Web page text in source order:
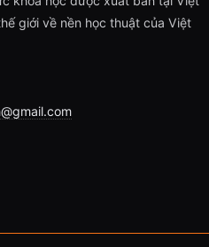
giới về nền học thuật của Việt